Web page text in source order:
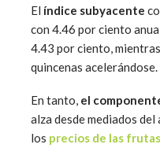
El índice subyacente
con 4.46 por ciento
4.43 por ciento,
quincenas acelerándose.
En tanto, el
alza desde mediados
los precios de las